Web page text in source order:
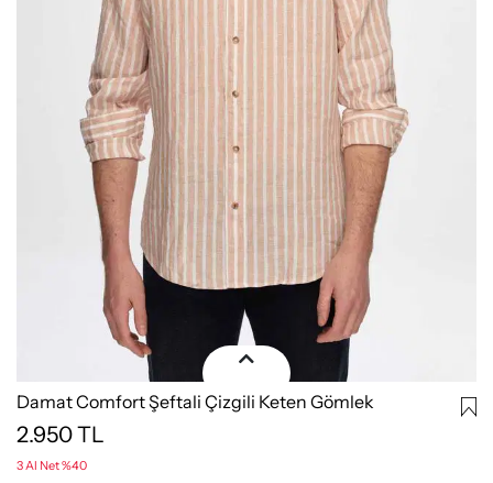
Damat Comfort Şeftali Çizgili Keten Gömlek
2.950TL
3 Al Net %40